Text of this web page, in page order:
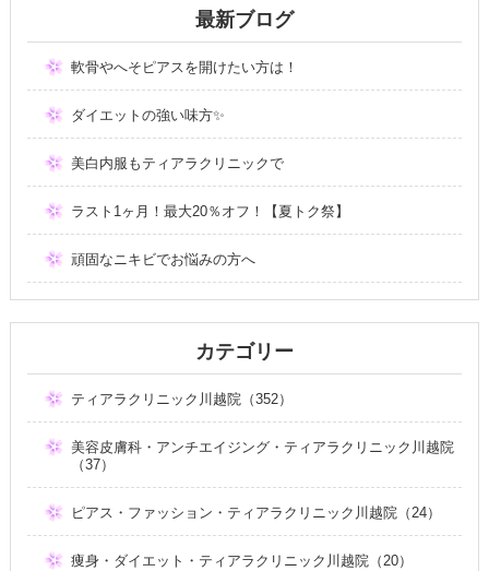
最新ブログ
軟骨やへそピアスを開けたい方は！
ダイエットの強い味方✨
美白内服もティアラクリニックで
ラスト1ヶ月！最大20％オフ！【夏トク祭】
頑固なニキビでお悩みの方へ
カテゴリー
ティアラクリニック川越院（352）
美容皮膚科・アンチエイジング・ティアラクリニック川越院
（37）
ピアス・ファッション・ティアラクリニック川越院（24）
痩身・ダイエット・ティアラクリニック川越院（20）